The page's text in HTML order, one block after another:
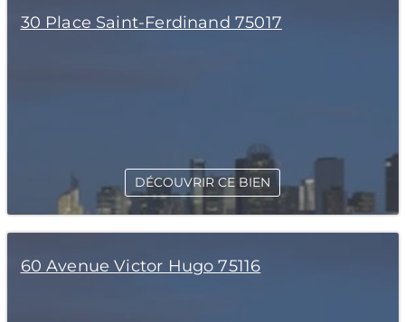
30 Place Saint-Ferdinand 75017
DÉCOUVRIR CE BIEN
60 Avenue Victor Hugo 75116